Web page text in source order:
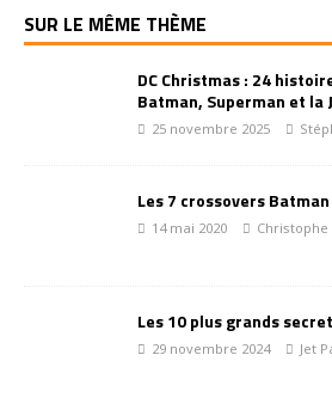
SUR LE MÊME THÈME
DC Christmas : 24
Batman, Superman et la
25 novembre 2025
Les 7 crossovers
14 mai 2020 Christophe
Les 10 plus grands
29 novembre 2024 Jet